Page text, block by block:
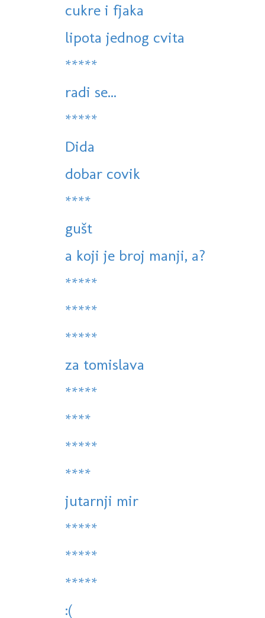
cukre i fjaka
lipota jednog cvita
*****
radi se...
*****
Dida
dobar covik
****
gušt
a koji je broj manji, a?
*****
*****
*****
za tomislava
*****
****
*****
****
jutarnji mir
*****
*****
*****
:(